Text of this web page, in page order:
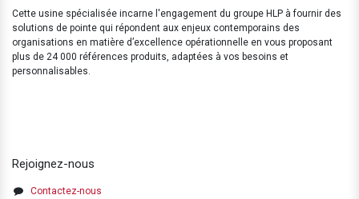
Cette usine spécialisée incarne l'engagement du groupe HLP à fournir des
solutions de pointe qui répondent aux enjeux contemporains des
organisations en matière d’excellence opérationnelle en vous proposant
plus de 24 000 références produits, adaptées à vos besoins et
personnalisables.
Rejoignez-nous
Contactez-nous